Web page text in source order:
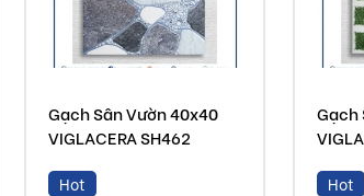
Gạch Sân Vườn 40x40
VIGLACERA SH462
Hot
Gạch
Hot